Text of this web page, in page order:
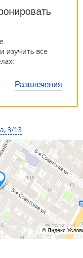
изучить все
Развлечения
3/13
© Яндекс